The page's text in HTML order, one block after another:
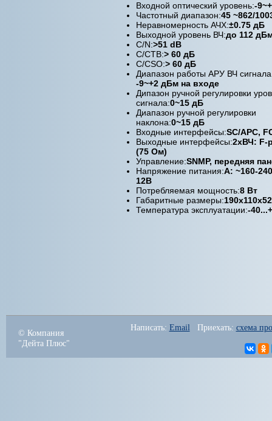
Входной оптический уровень:-
Частотный диапазон:45 ~862/
Неравномерность АЧХ:±0.75 дБ
Выходной уровень ВЧ:до 112
C/N:>51 dB
C/CTB:> 60 дБ
C/CSO:> 60 дБ
Диапазон работы АРУ ВЧ
-9~+2 дБм на входе
Дипазон ручной регулировки
сигнала:0~15 дБ
Диапазон ручной регулировки
наклона:0~15 дБ
Входные интерфейсы:SC/APC,
Выходные интерфейсы:2хВЧ: F-
(75 Ом)
Управление:SNMP, передняя
Напряжение питания:A: ~160-
12В
Потребляемая мощность:8 Вт
Габаритные размеры:
Температура эксплуатации:-
© Компания
"Дейта Плюс"
Написать: Email
   Приехать:
схема